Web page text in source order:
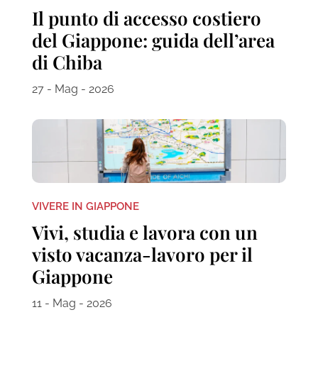
Il punto di accesso costiero
del Giappone: guida dell’area
di Chiba
27 - Mag - 2026
VIVERE IN GIAPPONE
Vivi, studia e lavora con un
visto vacanza-lavoro per il
Giappone
11 - Mag - 2026